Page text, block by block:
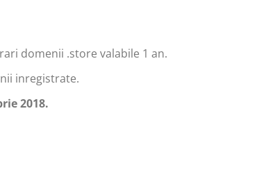
domenii .store valabile 1 an.
inregistrate.
2018.